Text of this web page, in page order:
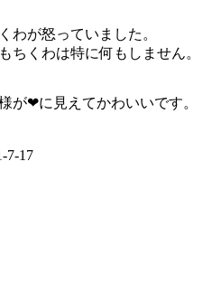
わが怒っていました。
ちくわは特に何もしません。
が❤に見えてかわいいです。
7-17